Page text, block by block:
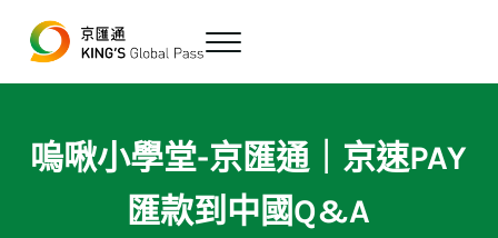
京匯通 官方網站
Menu
嗚啾小學堂-京匯通｜京速PAY
匯款到中國Q&A